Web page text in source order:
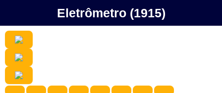
Eletrômetro (1915)